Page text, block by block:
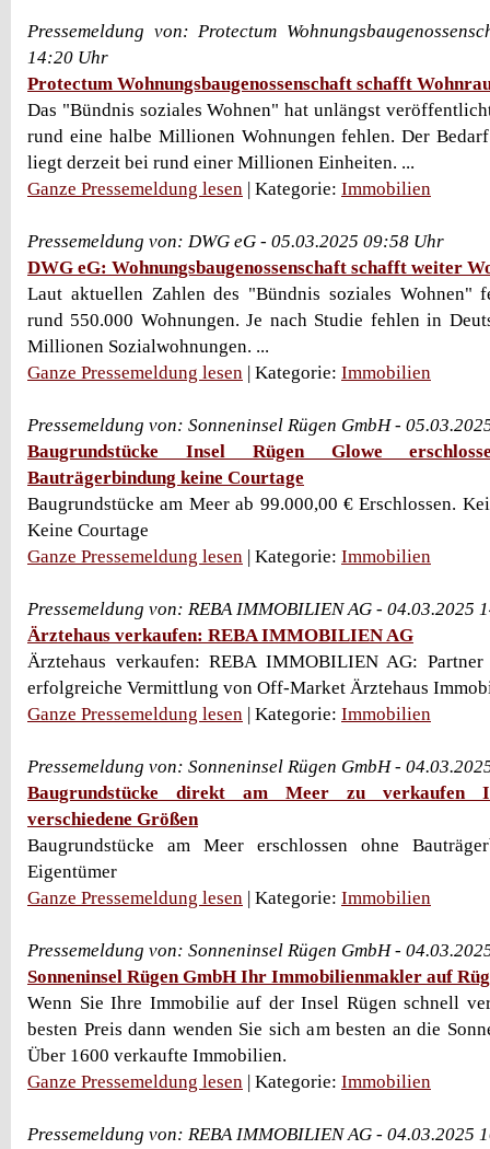
Pressemeldung von: Protectum
14:20 Uhr
Protectum Wohnungsbaugenossenschaft schafft
Das "Bündnis soziales Wohnen" hat unlängst
rund eine halbe Millionen Wohnungen fehlen. Der
liegt derzeit bei rund einer Millionen Einheiten. ...
Ganze Pressemeldung lesen | Kategorie: Immobilien
Pressemeldung von: DWG eG - 05.03.2025 09:58 Uhr
DWG eG: Wohnungsbaugenossenschaft schafft weiter
Laut aktuellen Zahlen des "Bündnis soziales Wohnen"
rund 550.000 Wohnungen. Je nach Studie fehlen in
Millionen Sozialwohnungen. ...
Ganze Pressemeldung lesen | Kategorie: Immobilien
Pressemeldung von: Sonneninsel Rügen GmbH -
Baugrundstücke Insel Rügen Glowe
Bauträgerbindung keine Courtage
Baugrundstücke am Meer ab 99.000,00 € Erschlossen.
Keine Courtage
Ganze Pressemeldung lesen | Kategorie: Immobilien
Pressemeldung von: REBA IMMOBILIEN AG - 04.03.2025
Ärztehaus verkaufen: REBA IMMOBILIEN AG
Ärztehaus verkaufen: REBA IMMOBILIEN AG:
erfolgreiche Vermittlung von Off-Market Ärztehaus
Ganze Pressemeldung lesen | Kategorie: Immobilien
Pressemeldung von: Sonneninsel Rügen GmbH -
Baugrundstücke direkt am Meer zu verkaufen
verschiedene Größen
Baugrundstücke am Meer erschlossen ohne
Eigentümer
Ganze Pressemeldung lesen | Kategorie: Immobilien
Pressemeldung von: Sonneninsel Rügen GmbH -
Sonneninsel Rügen GmbH Ihr Immobilienmakler auf
Wenn Sie Ihre Immobilie auf der Insel Rügen schnell
besten Preis dann wenden Sie sich am besten an die
Über 1600 verkaufte Immobilien.
Ganze Pressemeldung lesen | Kategorie: Immobilien
Pressemeldung von: REBA IMMOBILIEN AG - 04.03.2025